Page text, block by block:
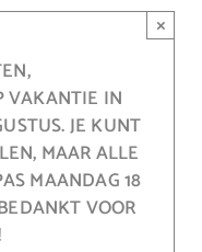
VAKANTIE IN
JE KUNT
MAAR ALLE
MAANDAG 18
VOOR
×